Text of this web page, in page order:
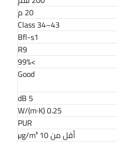
20 م
Class 34–43
Bfl-s1
R9
>99%
Good
5 dB
0.25 W/(m·K)
PUR
أقل من 10 µg/m³